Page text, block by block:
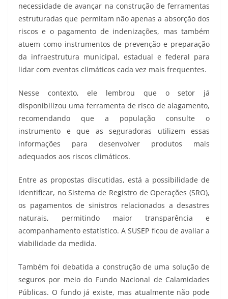
necessidade de avançar na construção de ferramentas
estruturadas que permitam não apenas a absorção dos
riscos e o pagamento de indenizações, mas também
atuem como instrumentos de prevenção e preparação
da infraestrutura municipal, estadual e federal para
lidar com eventos climáticos cada vez mais frequentes.
Nesse contexto, ele lembrou que o setor já
disponibilizou uma ferramenta de risco de alagamento,
recomendando que a população consulte o
instrumento e que as seguradoras utilizem essas
informações para desenvolver produtos mais
adequados aos riscos climáticos.
Entre as propostas discutidas, está a possibilidade de
identificar, no Sistema de Registro de Operações (SRO),
os pagamentos de sinistros relacionados a desastres
naturais, permitindo maior transparência e
acompanhamento estatístico. A SUSEP ficou de avaliar a
viabilidade da medida.
Também foi debatida a construção de uma solução de
seguros por meio do Fundo Nacional de Calamidades
Públicas. O fundo já existe, mas atualmente não pode